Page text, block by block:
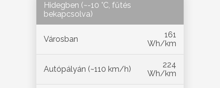
Hidegben (~-10 °C, fűtés
bekapcsolva)
Városban
161
Wh/km
Autópályán (~110 km/h)
224
Wh/km